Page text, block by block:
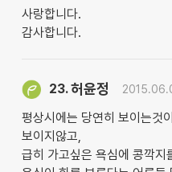
사랑합니다.
감사합니다.
23.허윤정
평상시에는 당연히 보이는것
보이지않고,
급히 가고싶은 욕심에 콩깍지